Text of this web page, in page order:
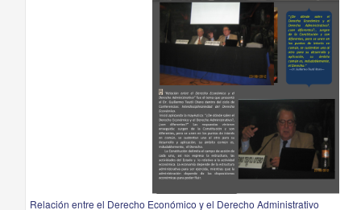
Relación entre el Derecho Económico y el Derecho Administrativo